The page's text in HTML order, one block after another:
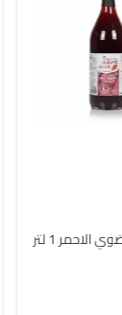
خل العنب العضوي الاحمر 1 لتر